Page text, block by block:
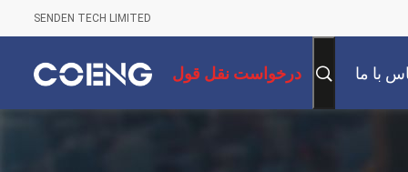
SENDEN TECH LIMITED
با ما درخواست نقل قول